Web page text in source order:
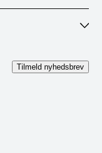
Tilmeld nyhedsbrev